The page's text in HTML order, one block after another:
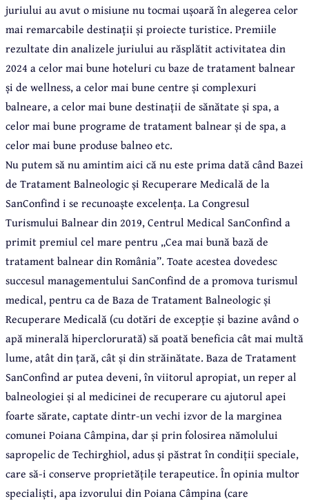
juriului au avut o misiune nu tocmai ușoară în alegerea celor
mai remarcabile destinații și proiecte turistice. Premiile
rezultate din analizele juriului au răsplătit activitatea din
2024 a celor mai bune hoteluri cu baze de tratament balnear
și de wellness, a celor mai bune centre și complexuri
balneare, a celor mai bune destinații de sănătate și spa, a
celor mai bune programe de tratament balnear și de spa, a
celor mai bune produse balneo etc.
Nu putem să nu amintim aici că nu este prima dată când Bazei
de Tratament Balneologic și Recuperare Medicală de la
SanConfind i se recunoaște excelența. La Congresul
Turismului Balnear din 2019, Centrul Medical SanConfind a
primit premiul cel mare pentru „Cea mai bună bază de
tratament balnear din România”. Toate acestea dovedesc
succesul managementului SanConfind de a promova turismul
medical, pentru ca de Baza de Tratament Balneologic și
Recuperare Medicală (cu dotări de excepție și bazine având o
apă minerală hiperclorurată) să poată beneficia cât mai multă
lume, atât din țară, cât și din străinătate. Baza de Tratament
SanConfind ar putea deveni, în viitorul apropiat, un reper al
balneologiei și al medicinei de recuperare cu ajutorul apei
foarte sărate, captate dintr-un vechi izvor de la marginea
comunei Poiana Câmpina, dar și prin folosirea nămolului
sapropelic de Techirghiol, adus și păstrat în condiții speciale,
care să-i conserve proprietățile terapeutice. În opinia multor
specialiști, apa izvorului din Poiana Câmpina (care